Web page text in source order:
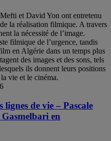
et David Yon ont entretenu
la réalisation filmique. A travers
la nécessité de l’image.
filmique de l’urgence, tandis
en Algérie dans un temps plus
des images et des sons, tels
ils donnent leurs positions
vie et le cinéma.
lignes de vie – Pascale
en